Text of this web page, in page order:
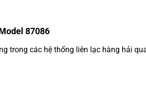
87086
trong các hệ thống liên lạc hàng hải